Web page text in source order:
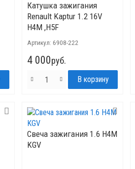
Катушка зажигания
Renault Kaptur 1.2 16V
H4M ,H5F
Артикул: 6908-222
4 000руб.
Свеча зажигания 1.6 H4M
KGV